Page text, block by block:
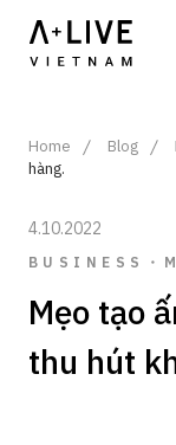
Home Blog
hàng.
4.10.2022
BUSINESS・
Mẹo tạo
thu hút